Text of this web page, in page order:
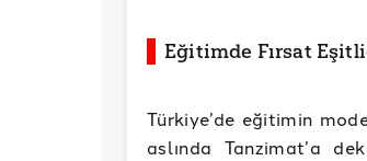
Eğitimde Fırsat
Türkiye’de eğitimin
aslında Tanzimat’a